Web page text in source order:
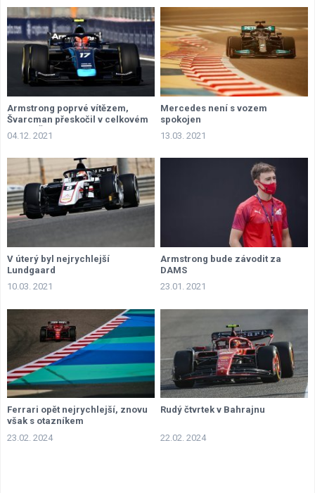
Armstrong poprvé vítězem,
Švarcman přeskočil v celkovém
pořadí Žoua
04.12. 2021
Mercedes není s vozem
spokojen
13.03. 2021
V úterý byl nejrychlejší
Lundgaard
10.03. 2021
Armstrong bude závodit za
DAMS
23.01. 2021
Ferrari opět nejrychlejší, znovu
však s otazníkem
23.02. 2024
Rudý čtvrtek v Bahrajnu
22.02. 2024